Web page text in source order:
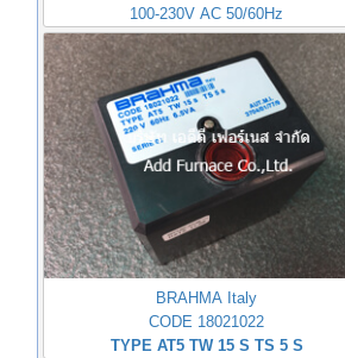
100-230V AC 50/60Hz
BRAHMA Italy
CODE 18021022
TYPE AT5 TW 15 S TS 5 S